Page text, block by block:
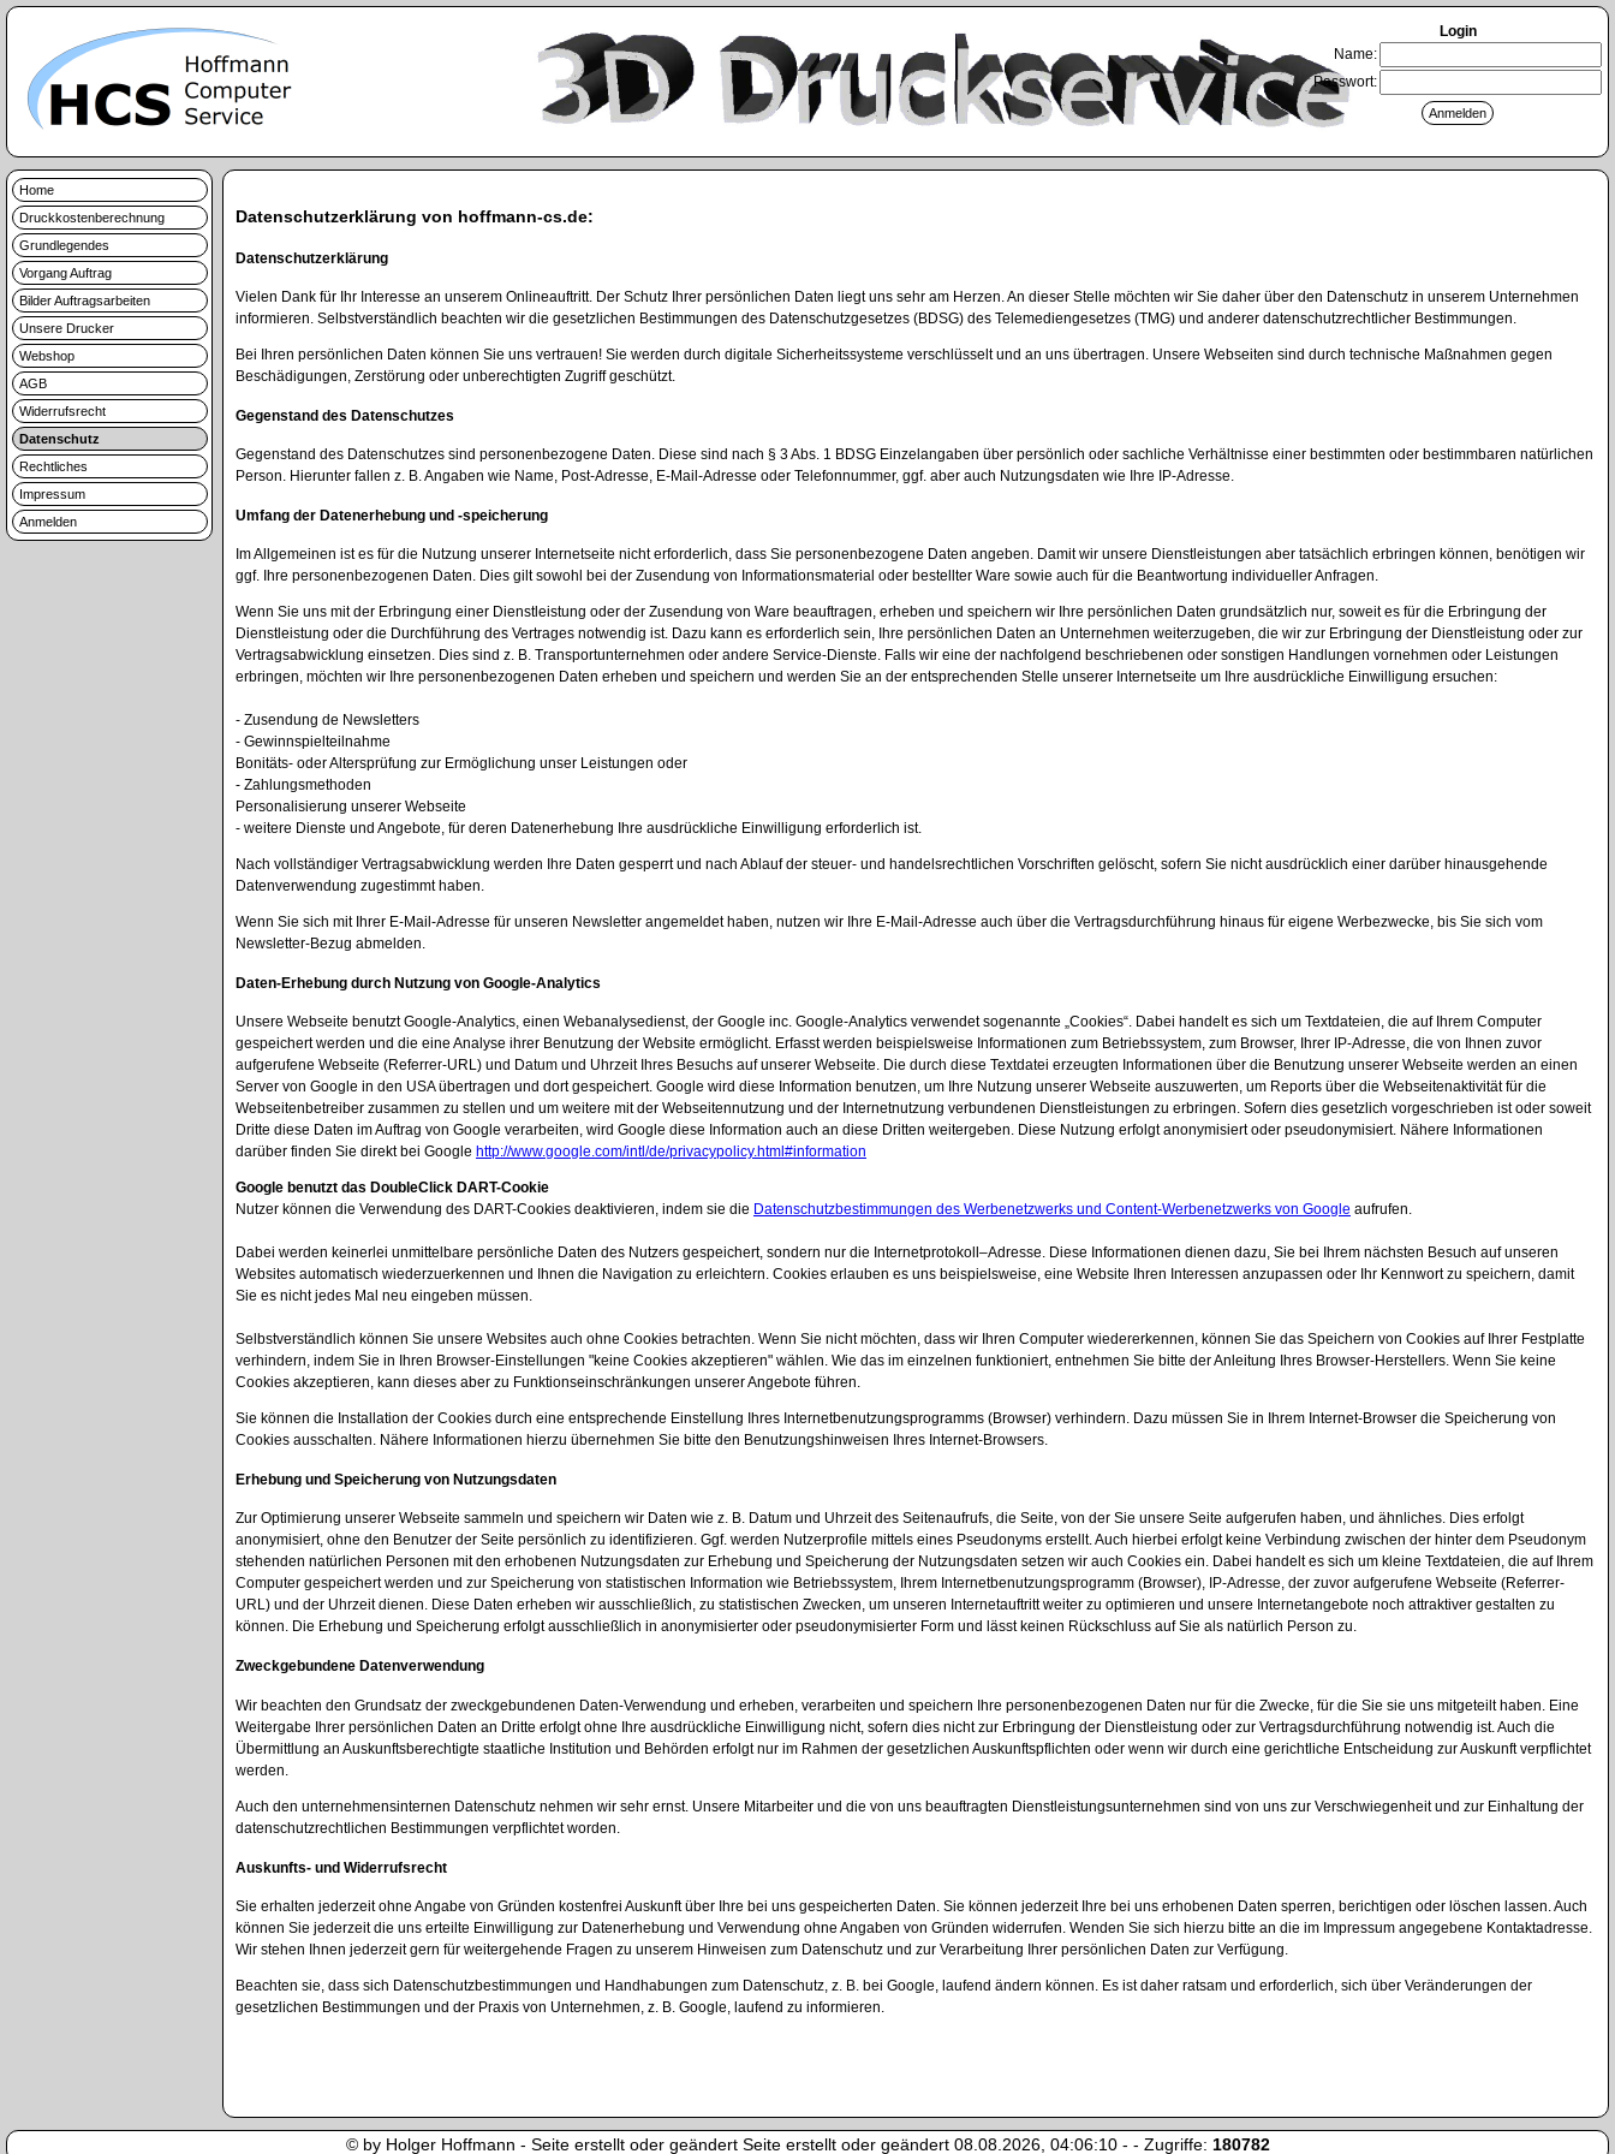
Login
Name:
Passwort:
Home
Druckkostenberechnung
Grundlegendes
Vorgang Auftrag
Bilder Auftragsarbeiten
Unsere Drucker
Webshop
AGB
Widerrufsrecht
Datenschutz
Rechtliches
Impressum
Anmelden
Datenschutzerklärung von hoffmann-cs.de:
Datenschutzerklärung
Vielen Dank für Ihr Interesse an unserem Onlineauftritt. Der Schutz Ihrer persönlichen Daten liegt uns sehr am Herzen. An dieser Stelle möchten wir Sie daher über den Datenschutz in unserem Unternehmen
informieren. Selbstverständlich beachten wir die gesetzlichen Bestimmungen des Datenschutzgesetzes (BDSG) des Telemediengesetzes (TMG) und anderer datenschutzrechtlicher Bestimmungen.
Bei Ihren persönlichen Daten können Sie uns vertrauen! Sie werden durch digitale Sicherheitssysteme verschlüsselt und an uns übertragen. Unsere Webseiten sind durch technische Maßnahmen gegen
Beschädigungen, Zerstörung oder unberechtigten Zugriff geschützt.
Gegenstand des Datenschutzes
Gegenstand des Datenschutzes sind personenbezogene Daten. Diese sind nach § 3 Abs. 1 BDSG Einzelangaben über persönlich oder sachliche Verhältnisse einer bestimmten oder bestimmbaren natürlichen
Person. Hierunter fallen z. B. Angaben wie Name, Post-Adresse, E-Mail-Adresse oder Telefonnummer, ggf. aber auch Nutzungsdaten wie Ihre IP-Adresse.
Umfang der Datenerhebung und -speicherung
Im Allgemeinen ist es für die Nutzung unserer Internetseite nicht erforderlich, dass Sie personenbezogene Daten angeben. Damit wir unsere Dienstleistungen aber tatsächlich erbringen können, benötigen wir
ggf. Ihre personenbezogenen Daten. Dies gilt sowohl bei der Zusendung von Informationsmaterial oder bestellter Ware sowie auch für die Beantwortung individueller Anfragen.
Wenn Sie uns mit der Erbringung einer Dienstleistung oder der Zusendung von Ware beauftragen, erheben und speichern wir Ihre persönlichen Daten grundsätzlich nur, soweit es für die Erbringung der
Dienstleistung oder die Durchführung des Vertrages notwendig ist. Dazu kann es erforderlich sein, Ihre persönlichen Daten an Unternehmen weiterzugeben, die wir zur Erbringung der Dienstleistung oder zur
Vertragsabwicklung einsetzen. Dies sind z. B. Transportunternehmen oder andere Service-Dienste. Falls wir eine der nachfolgend beschriebenen oder sonstigen Handlungen vornehmen oder Leistungen
erbringen, möchten wir Ihre personenbezogenen Daten erheben und speichern und werden Sie an der entsprechenden Stelle unserer Internetseite um Ihre ausdrückliche Einwilligung ersuchen:
- Zusendung de Newsletters
- Gewinnspielteilnahme
Bonitäts- oder Altersprüfung zur Ermöglichung unser Leistungen oder
- Zahlungsmethoden
Personalisierung unserer Webseite
- weitere Dienste und Angebote, für deren Datenerhebung Ihre ausdrückliche Einwilligung erforderlich ist.
Nach vollständiger Vertragsabwicklung werden Ihre Daten gesperrt und nach Ablauf der steuer- und handelsrechtlichen Vorschriften gelöscht, sofern Sie nicht ausdrücklich einer darüber hinausgehende
Datenverwendung zugestimmt haben.
Wenn Sie sich mit Ihrer E-Mail-Adresse für unseren Newsletter angemeldet haben, nutzen wir Ihre E-Mail-Adresse auch über die Vertragsdurchführung hinaus für eigene Werbezwecke, bis Sie sich vom
Newsletter-Bezug abmelden.
Daten-Erhebung durch Nutzung von Google-Analytics
Unsere Webseite benutzt Google-Analytics, einen Webanalysedienst, der Google inc. Google-Analytics verwendet sogenannte „Cookies“. Dabei handelt es sich um Textdateien, die auf Ihrem Computer
gespeichert werden und die eine Analyse ihrer Benutzung der Website ermöglicht. Erfasst werden beispielsweise Informationen zum Betriebssystem, zum Browser, Ihrer IP-Adresse, die von Ihnen zuvor
aufgerufene Webseite (Referrer-URL) und Datum und Uhrzeit Ihres Besuchs auf unserer Webseite. Die durch diese Textdatei erzeugten Informationen über die Benutzung unserer Webseite werden an einen
Server von Google in den USA übertragen und dort gespeichert. Google wird diese Information benutzen, um Ihre Nutzung unserer Webseite auszuwerten, um Reports über die Webseitenaktivität für die
Webseitenbetreiber zusammen zu stellen und um weitere mit der Webseitennutzung und der Internetnutzung verbundenen Dienstleistungen zu erbringen. Sofern dies gesetzlich vorgeschrieben ist oder soweit
Dritte diese Daten im Auftrag von Google verarbeiten, wird Google diese Information auch an diese Dritten weitergeben. Diese Nutzung erfolgt anonymisiert oder pseudonymisiert. Nähere Informationen
darüber finden Sie direkt bei Google http://www.google.com/intl/de/privacypolicy.html#information
Google benutzt das DoubleClick DART-Cookie
Nutzer können die Verwendung des DART-Cookies deaktivieren, indem sie die Datenschutzbestimmungen des Werbenetzwerks und Content-Werbenetzwerks von Google aufrufen.
Dabei werden keinerlei unmittelbare persönliche Daten des Nutzers gespeichert, sondern nur die Internetprotokoll–Adresse. Diese Informationen dienen dazu, Sie bei Ihrem nächsten Besuch auf unseren
Websites automatisch wiederzuerkennen und Ihnen die Navigation zu erleichtern. Cookies erlauben es uns beispielsweise, eine Website Ihren Interessen anzupassen oder Ihr Kennwort zu speichern, damit
Sie es nicht jedes Mal neu eingeben müssen.
Selbstverständlich können Sie unsere Websites auch ohne Cookies betrachten. Wenn Sie nicht möchten, dass wir Ihren Computer wiedererkennen, können Sie das Speichern von Cookies auf Ihrer Festplatte
verhindern, indem Sie in Ihren Browser-Einstellungen "keine Cookies akzeptieren" wählen. Wie das im einzelnen funktioniert, entnehmen Sie bitte der Anleitung Ihres Browser-Herstellers. Wenn Sie keine
Cookies akzeptieren, kann dieses aber zu Funktionseinschränkungen unserer Angebote führen.
Sie können die Installation der Cookies durch eine entsprechende Einstellung Ihres Internetbenutzungsprogramms (Browser) verhindern. Dazu müssen Sie in Ihrem Internet-Browser die Speicherung von
Cookies ausschalten. Nähere Informationen hierzu übernehmen Sie bitte den Benutzungshinweisen Ihres Internet-Browsers.
Erhebung und Speicherung von Nutzungsdaten
Zur Optimierung unserer Webseite sammeln und speichern wir Daten wie z. B. Datum und Uhrzeit des Seitenaufrufs, die Seite, von der Sie unsere Seite aufgerufen haben, und ähnliches. Dies erfolgt
anonymisiert, ohne den Benutzer der Seite persönlich zu identifizieren. Ggf. werden Nutzerprofile mittels eines Pseudonyms erstellt. Auch hierbei erfolgt keine Verbindung zwischen der hinter dem Pseudonym
stehenden natürlichen Personen mit den erhobenen Nutzungsdaten zur Erhebung und Speicherung der Nutzungsdaten setzen wir auch Cookies ein. Dabei handelt es sich um kleine Textdateien, die auf Ihrem
Computer gespeichert werden und zur Speicherung von statistischen Information wie Betriebssystem, Ihrem Internetbenutzungsprogramm (Browser), IP-Adresse, der zuvor aufgerufene Webseite (Referrer-
URL) und der Uhrzeit dienen. Diese Daten erheben wir ausschließlich, zu statistischen Zwecken, um unseren Internetauftritt weiter zu optimieren und unsere Internetangebote noch attraktiver gestalten zu
können. Die Erhebung und Speicherung erfolgt ausschließlich in anonymisierter oder pseudonymisierter Form und lässt keinen Rückschluss auf Sie als natürlich Person zu.
Zweckgebundene Datenverwendung
Wir beachten den Grundsatz der zweckgebundenen Daten-Verwendung und erheben, verarbeiten und speichern Ihre personenbezogenen Daten nur für die Zwecke, für die Sie sie uns mitgeteilt haben. Eine
Weitergabe Ihrer persönlichen Daten an Dritte erfolgt ohne Ihre ausdrückliche Einwilligung nicht, sofern dies nicht zur Erbringung der Dienstleistung oder zur Vertragsdurchführung notwendig ist. Auch die
Übermittlung an Auskunftsberechtigte staatliche Institution und Behörden erfolgt nur im Rahmen der gesetzlichen Auskunftspflichten oder wenn wir durch eine gerichtliche Entscheidung zur Auskunft verpflichtet
werden.
Auch den unternehmensinternen Datenschutz nehmen wir sehr ernst. Unsere Mitarbeiter und die von uns beauftragten Dienstleistungsunternehmen sind von uns zur Verschwiegenheit und zur Einhaltung der
datenschutzrechtlichen Bestimmungen verpflichtet worden.
Auskunfts- und Widerrufsrecht
Sie erhalten jederzeit ohne Angabe von Gründen kostenfrei Auskunft über Ihre bei uns gespeicherten Daten. Sie können jederzeit Ihre bei uns erhobenen Daten sperren, berichtigen oder löschen lassen. Auch
können Sie jederzeit die uns erteilte Einwilligung zur Datenerhebung und Verwendung ohne Angaben von Gründen widerrufen. Wenden Sie sich hierzu bitte an die im Impressum angegebene Kontaktadresse.
Wir stehen Ihnen jederzeit gern für weitergehende Fragen zu unserem Hinweisen zum Datenschutz und zur Verarbeitung Ihrer persönlichen Daten zur Verfügung.
Beachten sie, dass sich Datenschutzbestimmungen und Handhabungen zum Datenschutz, z. B. bei Google, laufend ändern können. Es ist daher ratsam und erforderlich, sich über Veränderungen der
gesetzlichen Bestimmungen und der Praxis von Unternehmen, z. B. Google, laufend zu informieren.
© by Holger Hoffmann - Seite erstellt oder geändert Seite erstellt oder geändert 08.08.2026, 04:06:10 - - Zugriffe: 180782